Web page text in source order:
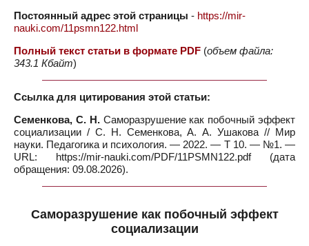
Постоянный адрес этой страницы - https://mir-
nauki.com/11psmn122.html
Полный текст статьи в формате PDF (объем файла:
343.1 Кбайт)
Ссылка для цитирования этой статьи:
Семенкова, С. Н.Саморазрушение как побочный эффект
социализации / С. Н. Семенкова, А. А. Ушакова // Мир
науки. Педагогика и психология. — 2022. — Т 10. — №1. —
URL: https://mir-nauki.com/PDF/11PSMN122.pdf (дата
обращения: 09.08.2026).
Саморазрушение как побочный эффект
социализации